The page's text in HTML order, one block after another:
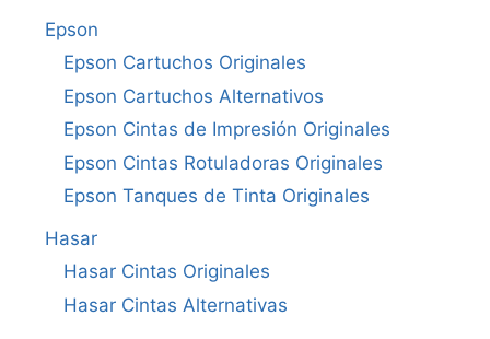
Epson
Epson Cartuchos Originales
Epson Cartuchos Alternativos
Epson Cintas de Impresión Originales
Epson Cintas Rotuladoras Originales
Epson Tanques de Tinta Originales
Hasar
Hasar Cintas Originales
Hasar Cintas Alternativas